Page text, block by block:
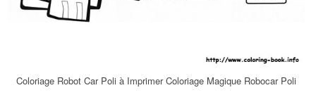
Coloriage Robot Car Poli à Imprimer Coloriage Magique Robocar Poli